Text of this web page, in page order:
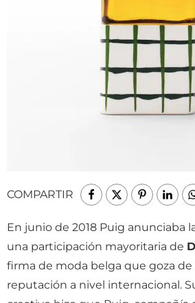
COMPARTIR
En junio de 2018 Puig anunciaba
una participación mayoritaria de
firma de moda belga que goza
reputación a nivel internacional.